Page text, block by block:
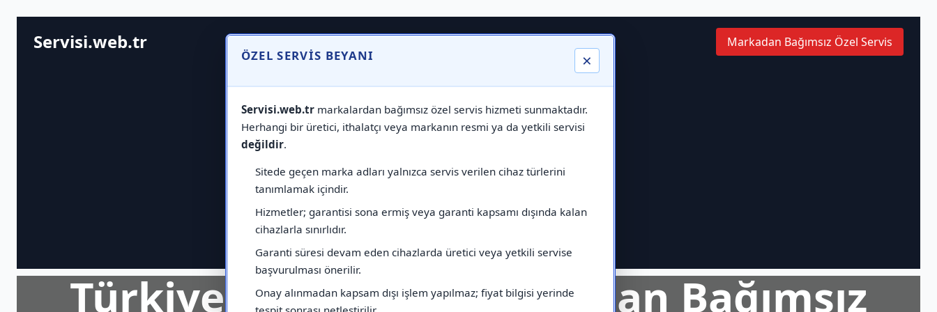
ÖZEL SERVIS BEYANI ×
Servisi.web.trmarkalardan bağımsız özel servis hizmeti sunmaktadır.
Herhangi bir üretici, ithalatçı veya markanın resmi ya da yetkili servisi
değildir.
Sitede geçen marka adları yalnızca servis verilen cihaz türlerini
tanımlamak içindir.
Hizmetler; garantisi sona ermiş veya garanti kapsamı dışında kalan
cihazlarla sınırlıdır.
Garanti süresi devam eden cihazlarda üretici veya yetkili servise
başvurulması önerilir.
Onay alınmadan kapsam dışı işlem yapılmaz; fiyat bilgisi yerinde
Servisi.web.tr Markadan Bağımsız Özel Servis
Türkiye GenelindeMarkadan Bağımsız